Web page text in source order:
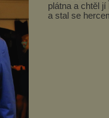
plátna a chtěl
a stal se